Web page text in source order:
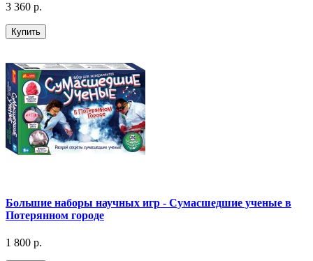
3 360 р.
Купить
Большие наборы научных игр - Сумасшедшие ученые в
Потерянном городе
1 800 р.